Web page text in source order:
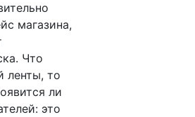
магазина,
Что
ленты, то
ли
это